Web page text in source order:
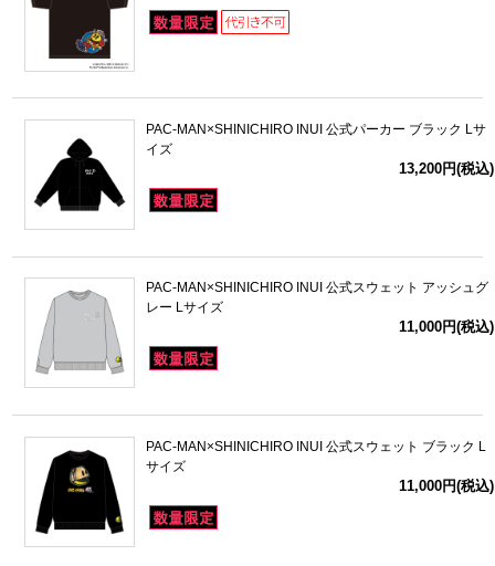
PAC-MAN×SHINICHIRO INUI 公式パーカー ブラック Lサ
イズ
13,200円(税込)
PAC-MAN×SHINICHIRO INUI 公式スウェット アッシュグ
レー Lサイズ
11,000円(税込)
PAC-MAN×SHINICHIRO INUI 公式スウェット ブラック L
サイズ
11,000円(税込)